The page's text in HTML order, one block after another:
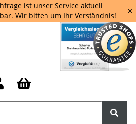
ist unser Service aktuell
Wir bitten um Ihr Verständnis!
×